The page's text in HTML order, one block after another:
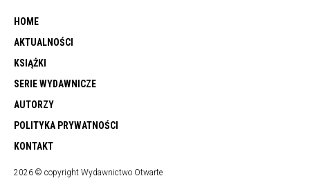
HOME
AKTUALNOŚCI
KSIĄŻKI
SERIE WYDAWNICZE
AUTORZY
POLITYKA PRYWATNOŚCI
KONTAKT
2026 © copyright Wydawnictwo Otwarte